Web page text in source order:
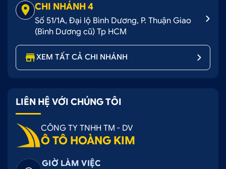
CHI NHÁNH 4
Số 51/1A, Đại lộ Bình Dương, P. Thuận Giao
(Bình Dương cũ) Tp HCM
XEM TẤT CẢ CHI NHÁNH
LIÊN HỆ VỚI CHÚNG TÔI
CÔNG TY TNHH TM - DV
Ô TÔ HOÀNG KIM
GIỜ LÀM VIỆC